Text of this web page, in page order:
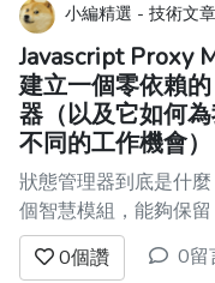
續出現更大的全面變
術，而是精細化。既然
小編精選 - 技術文
Javascript Proxy
建立一個零依賴
器（以及它如何
不同的工作機會）
狀態管理器到底是什
個智慧模組，能夠保
Web 應用程式的）會
變更做出反應。 您是網頁開發人員嗎？
0個讚 0留